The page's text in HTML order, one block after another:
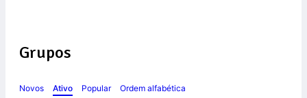
Grupos
Novos Ativo Popular Ordem alfabética